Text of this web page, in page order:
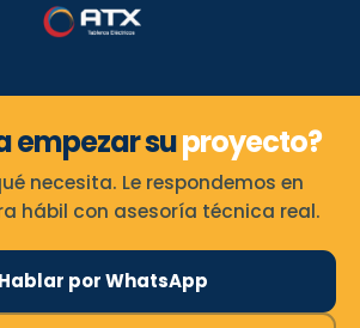
empezar suproyecto?
necesita. Le respondemos en
hábil con asesoría técnica real.
Hablar por WhatsApp